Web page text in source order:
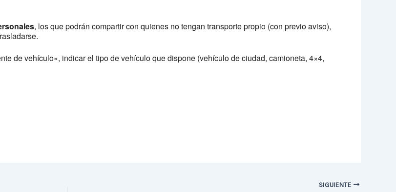
, los que podrán compartir con quienes no tengan transporte propio (con previo aviso),
de vehículo», indicar el tipo de vehículo que dispone (vehículo de ciudad, camioneta, 4×4,
SIGUIENTE